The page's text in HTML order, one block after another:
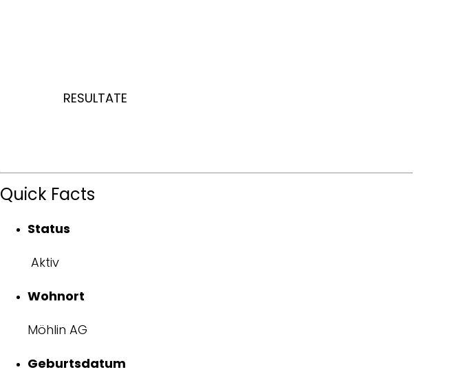
RESULTATE
Quick Facts
Status
Aktiv
Wohnort
Möhlin AG
Geburtsdatum